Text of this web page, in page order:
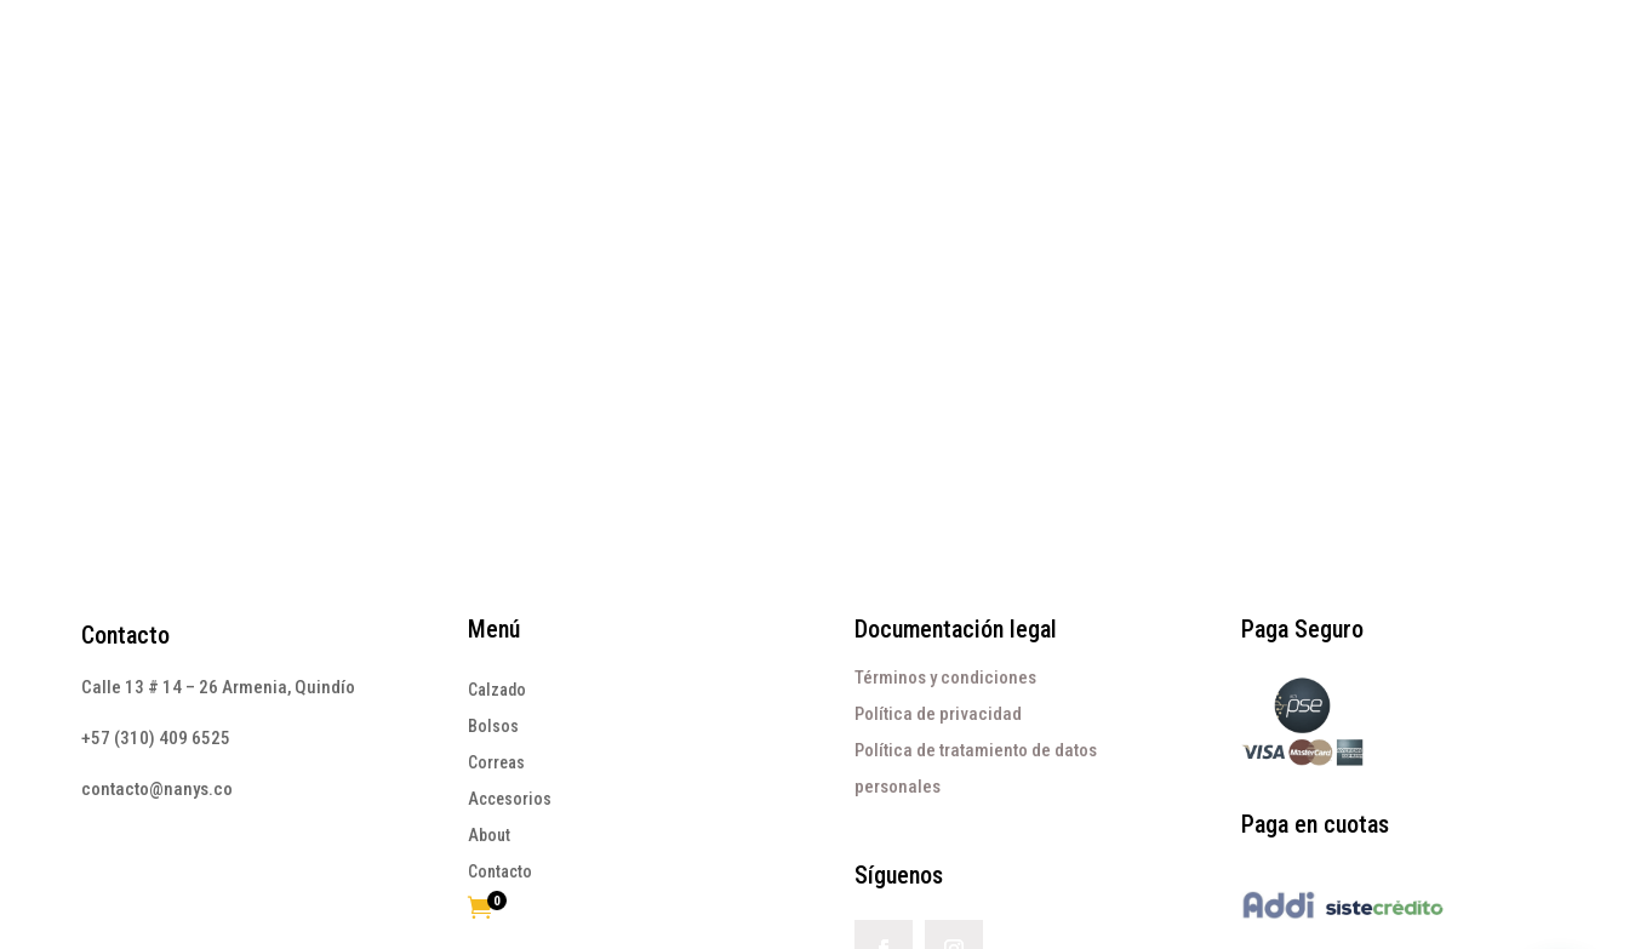
Contacto
Calle 13 # 14 – 26 Armenia, Quindío
+57 (310) 409 6525
contacto@nanys.co
Menú
Calzado
Bolsos
Correas
Accesorios
About
Contacto
0
Documentación legal
Términos y condiciones
Política de privacidad
Política de tratamiento de datos
personales
Síguenos
Paga Seguro
Paga en cuotas